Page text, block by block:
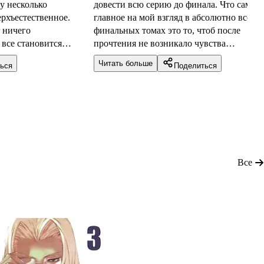
несколько
ничего
становится
некоторые
развиваться. К
довести всю серию до финала. Что самое
главное на мой взгляд в абсолютно всех
финальных томах это то, чтоб после
прочтения не возникало чувства
недосказанности и здесь в этом плане всё
очень хорошо. Как и во многих
Читать больше Поделиться
Все